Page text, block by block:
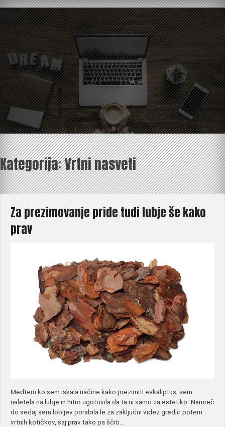
Skip
to
content
Kategorija:Vrtni nasveti
Za prezimovanje pride tudi lubje še kako
prav
Medtem ko sem iskala načine kako prezimiti evkaliptus, sem
naletela na lubje in hitro ugotovila da ta ni samo za estetiko. Namreč
do sedaj sem lobijev porabila le za zaključni videz gredic potem
vrtnih kotičkov, saj prav tako pa ščiti…